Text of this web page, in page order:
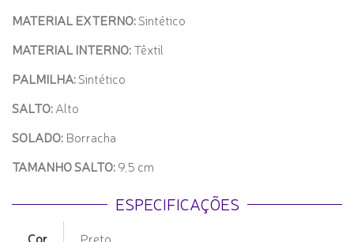
MATERIAL EXTERNO:Sintético
MATERIAL INTERNO:Têxtil
PALMILHA:Sintético
SALTO:Alto
SOLADO: Borracha
TAMANHO SALTO:9,5 cm
ESPECIFICAÇÕES
Cor Preto